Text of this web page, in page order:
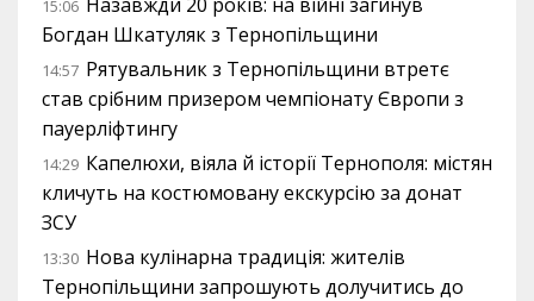
15:06
Богдан Шкатуляк з Тернопільщини
14:57 Рятувальник з Тернопільщини втретє
став срібним призером чемпіонату Європи з
пауерліфтингу
14:29 Капелюхи, віяла й історії Тернополя: містян
кличуть на костюмовану екскурсію за донат
ЗСУ
13:30 Нова кулінарна традиція: жителів
Тернопільщини запрошують долучитись до